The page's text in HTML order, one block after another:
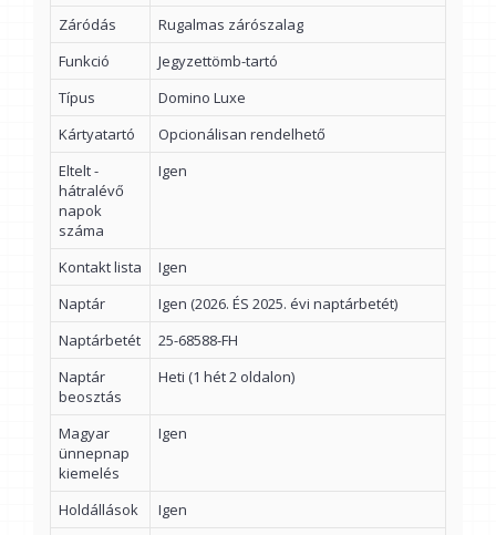
Záródás
Rugalmas zárószalag
Funkció
Jegyzettömb-tartó
Típus
Domino Luxe
Kártyatartó
Opcionálisan rendelhető
Eltelt -
hátralévő
napok
száma
Igen
Kontakt lista
Igen
Naptár
Igen (2026. ÉS 2025. évi naptárbetét)
Naptárbetét
25-68588-FH
Naptár
beosztás
Heti (1 hét 2 oldalon)
Magyar
ünnepnap
kiemelés
Igen
Holdállások
Igen